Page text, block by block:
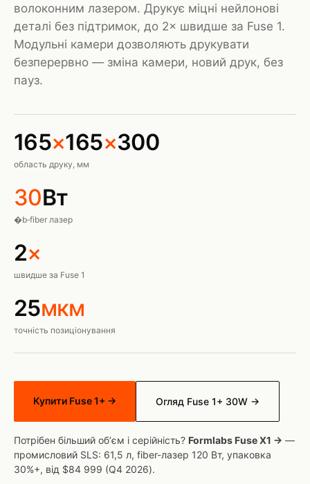
волоконним лазером. Друкує міцні нейлонові
деталі без підтримок, до 2× швидше за Fuse 1.
Модульні камери дозволяють друкувати
безперервно — зміна камери, новий друк, без
пауз.
165×165×300
область друку, мм
30Вт
�b‑fiber лазер
2×
швидше за Fuse 1
25мкм
точність позиціонування
Купити Fuse 1+ → Огляд Fuse 1+ 30W →
Потрібен більший обʼєм і серійність? Formlabs Fuse X1 → —
промисловий SLS: 61,5 л, fiber-лазер 120 Вт, упаковка
30%+, від $84 999 (Q4 2026).